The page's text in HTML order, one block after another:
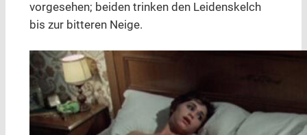
vorgesehen; beiden trinken den Leidenskelch
bis zur bitteren Neige.